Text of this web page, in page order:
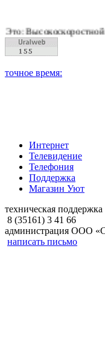
интернет,
Интернет
Телевидение
Телефония
Поддержка
Магазин Уют
техническая поддержка
8 (35161) 3 41 66
администрация ООО
написать письмо